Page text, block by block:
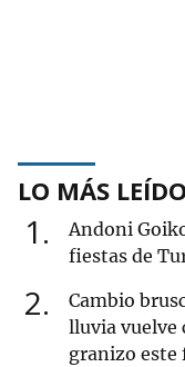
LO MÁS LEÍDO
1
Andoni
fiestas de
2
Cambio
lluvia vuelve
granizo este